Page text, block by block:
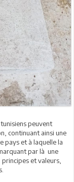
peuvent
continuant ainsi une
pays et à laquelle la
par là une
et valeurs,